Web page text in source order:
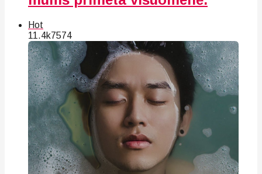
Hot
11.4k7574